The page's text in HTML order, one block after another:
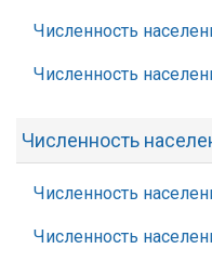
Численность
Численность
Численность
Численность
Численность